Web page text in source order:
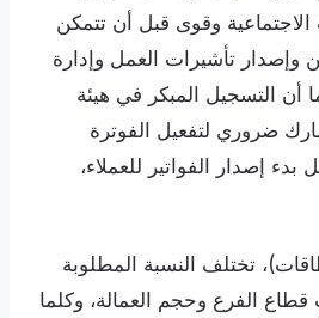
الاجتماعية وقوى قبل أن تتمكن
وإصدار تأشيرات العمل وإدارة
أن التسجيل المبكر في هيئة
ضروري لتفعيل الفوترة
بدء إصدار الفواتير للعملاء،
تختلف النسبة المطلوبة
الفرع وحجم العمالة، وكلما